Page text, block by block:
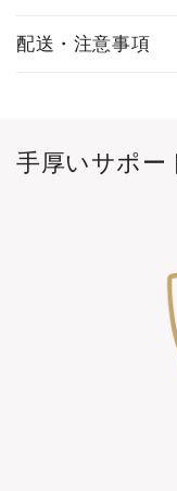
配送・注意事項
手厚いサポー